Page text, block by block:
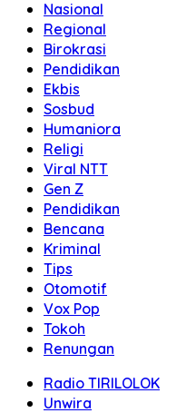
Nasional
Regional
Birokrasi
Pendidikan
Ekbis
Sosbud
Humaniora
Religi
Viral NTT
Gen Z
Pendidikan
Bencana
Kriminal
Tips
Otomotif
Vox Pop
Tokoh
Renungan
Radio TIRILOLOK
Unwira